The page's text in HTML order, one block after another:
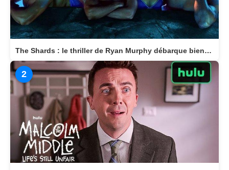
The Shards : le thriller de Ryan Murphy débarque bientôt sur Disney+
2